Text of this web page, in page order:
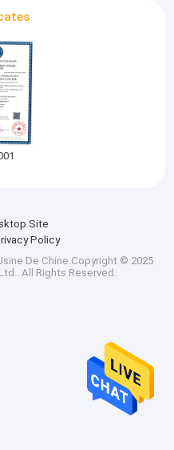
Site
Policy
De Chine.Copyright © 2025
All Rights Reserved.